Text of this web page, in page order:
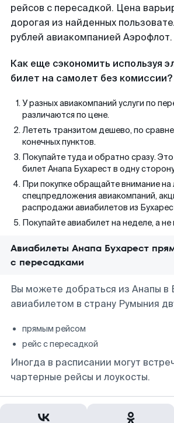
рейсов с пересадкой. Цена
дорогая из найденных
рублей авиакомпанией Аэрофлот.
Как еще сэкономить используя
билет на самолет без комиссии?
У разных авиакомпаний услуги по
различаются по цене.
Лететь транзитом дешево, по
конечных пунктов.
Покупайте туда и обратно сразу.
билет Анапа Бухарест в одну
При покупке обращайте внимание на
спецпредложения авиакомпаний,
распродажи авиабилетов из
Покупайте авиабилет на неделе, а
Авиабилеты Анапа Бухарест
с пересадками
Вы можете добраться из Анапы в
авиабилетом в страну Румыния
прямым рейсом
рейс с пересадкой
Иногда в расписании могут
чартерные рейсы и лоукосты.